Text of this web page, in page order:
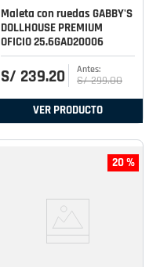
Maleta con ruedas GABBY'S
DOLLHOUSE PREMIUM
OFICIO 25.6GAD20006
S/ 239.20 S/ 299.00
VER PRODUCTO
20 %